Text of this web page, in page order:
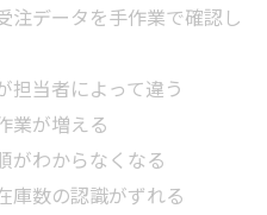
注データを手作業で確認し
担当者によって違う
業が増える
がわからなくなる
庫数の認識がずれる